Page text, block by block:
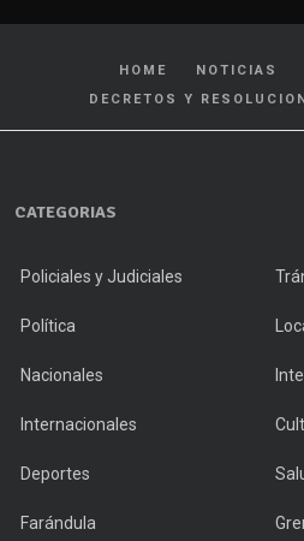
HOME NOTICIAS
DECRETOS Y
CATEGORIAS
Policiales y Judiciales
Política
Nacionales
Internacionales
Deportes
Farándula